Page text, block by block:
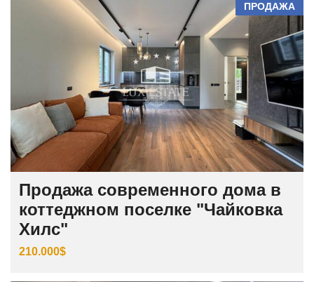
ПРОДАЖА
Продажа современного дома в
коттеджном поселке "Чайковка
Хилс"
210.000$